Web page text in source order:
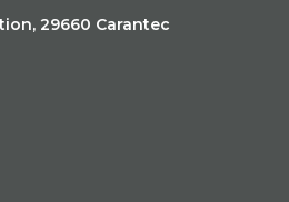
29660 Carantec